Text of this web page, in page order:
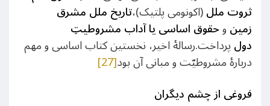
ثروت ملل(اکونومی پلتیک)،تاریخ ملل مشرق
زمینوحقوق اساسی یا آداب مشروطیتِ
دولپرداخت.رسالۀ اخیر، نخستین کتاب اساسی و مهم
دربارۀ مشروطیّت و مبانی آن بود[27]
فروغی از چشم دیگران